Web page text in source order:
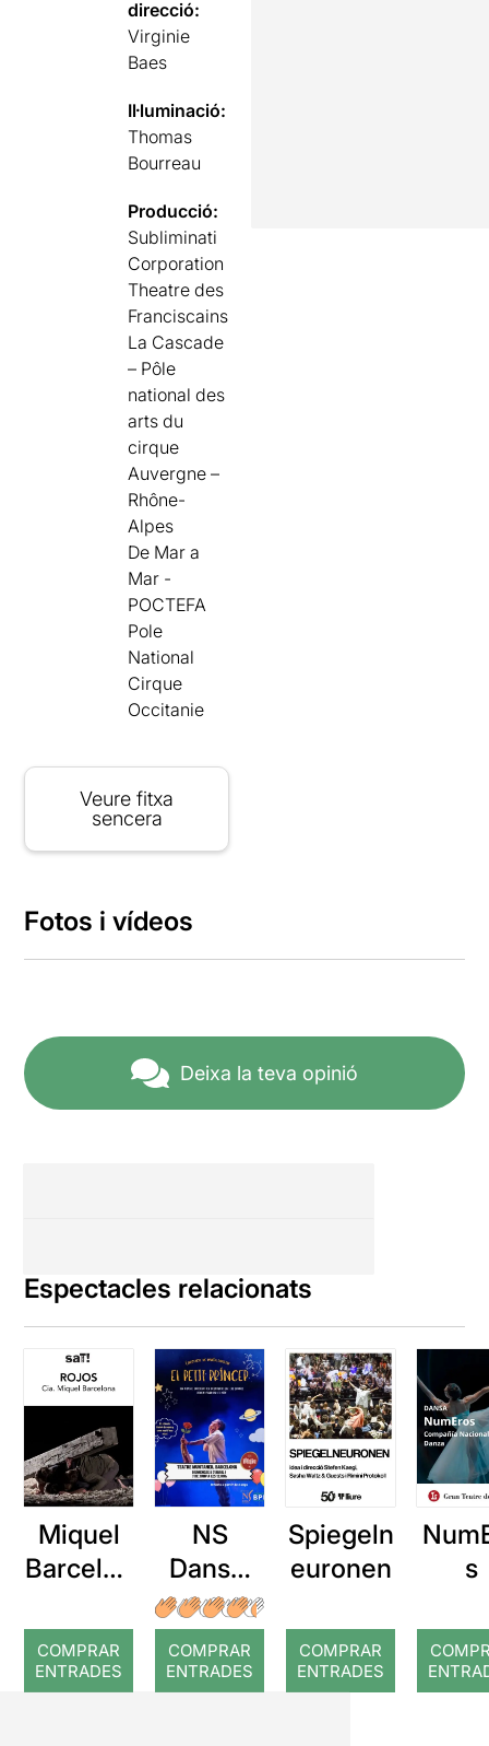
direcció:
Virginie
Baes
Il·luminació:
Thomas
Bourreau
Producció:
Subliminati
Corporation
Theatre des
Franciscains
La Cascade
– Pôle
national des
arts du
cirque
Auvergne –
Rhône-
Alpes
De Mar a
Mar -
POCTEFA
Pole
National
Cirque
Occitanie
Veure fitxa
sencera
Fotos i vídeos
Deixa la teva opinió
Espectacles relacionats
Miquel
Barcelon
COMPRAR
ENTRADES
NS
Dansa:
El Petit
Príncep
COMPRAR
ENTRADES
Spiegeln
euronen
COMPRAR
ENTRADES
s